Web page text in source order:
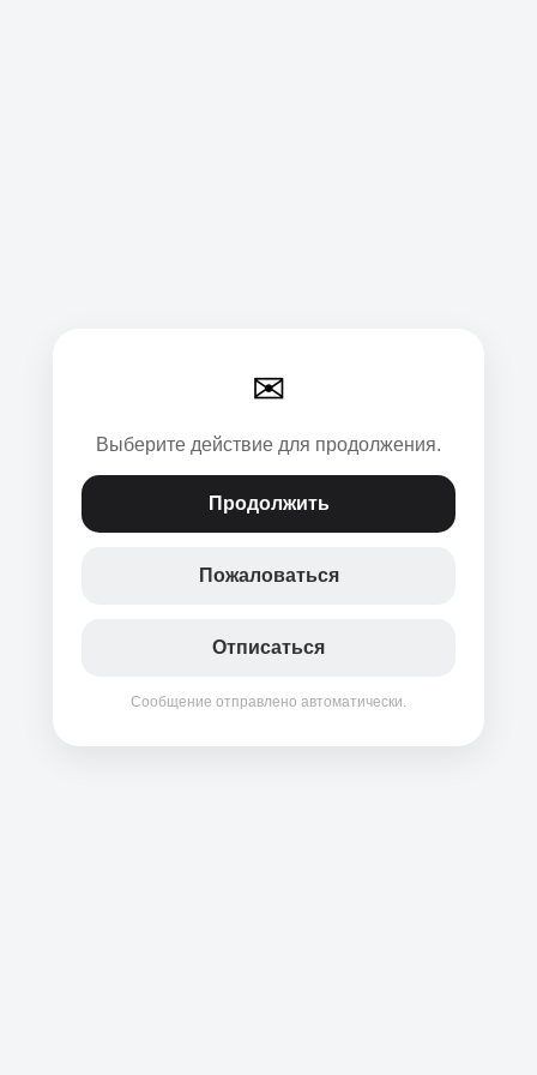
✉
Выберите действие для продолжения.
Продолжить
Пожаловаться
Отписаться
Сообщение отправлено автоматически.